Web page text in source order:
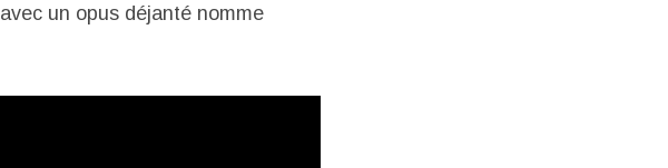
avec un opus déjanté nomme